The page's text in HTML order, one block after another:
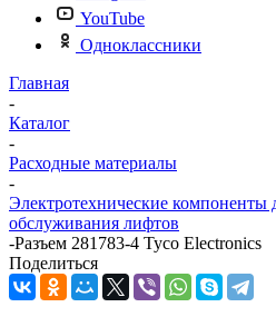
YouTube
Одноклассники
Главная
-
Каталог
-
Расходные материалы
-
Электротехнические компоненты
обслуживания лифтов
-Разъем 281783-4 Tyco Electronics
Поделиться